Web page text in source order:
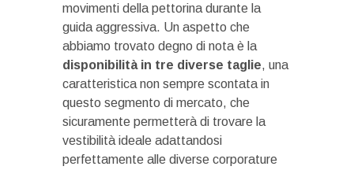
movimenti della pettorina durante la
guida aggressiva. Un aspetto che
abbiamo trovato degno di nota è la
disponibilità in tre diverse taglie, una
caratteristica non sempre scontata in
questo segmento di mercato, che
sicuramente permetterà di trovare la
vestibilità ideale adattandosi
perfettamente alle diverse corporature